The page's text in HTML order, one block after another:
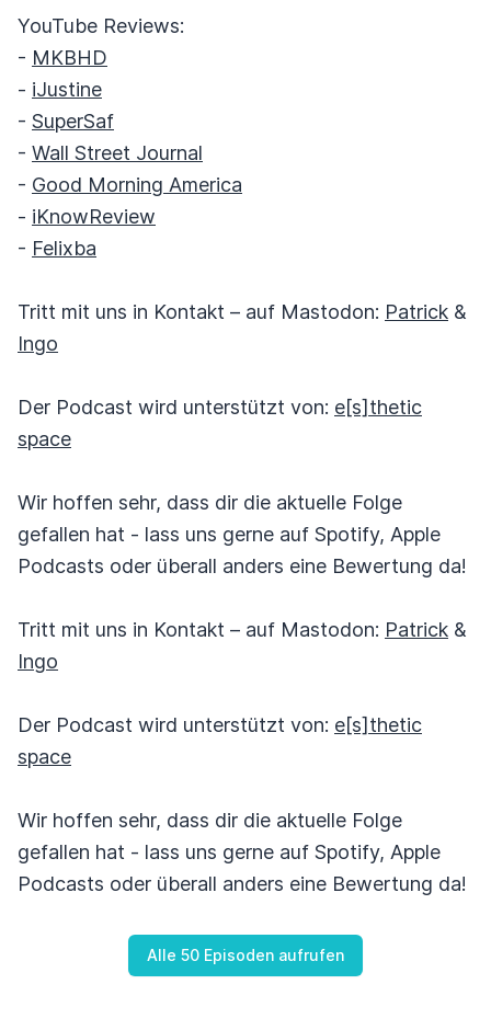
YouTube Reviews:
- MKBHD
- iJustine
- SuperSaf
- Wall Street Journal
- Good Morning America
- iKnowReview
- Felixba
Tritt mit uns in Kontakt – auf Mastodon: Patrick &
Ingo
Der Podcast wird unterstützt von: e[s]thetic
space
Wir hoffen sehr, dass dir die aktuelle Folge
gefallen hat - lass uns gerne auf Spotify, Apple
Podcasts oder überall anders eine Bewertung da!
Tritt mit uns in Kontakt – auf Mastodon: Patrick &
Ingo
Der Podcast wird unterstützt von: e[s]thetic
space
Wir hoffen sehr, dass dir die aktuelle Folge
gefallen hat - lass uns gerne auf Spotify, Apple
Podcasts oder überall anders eine Bewertung da!
Alle 50 Episoden aufrufen